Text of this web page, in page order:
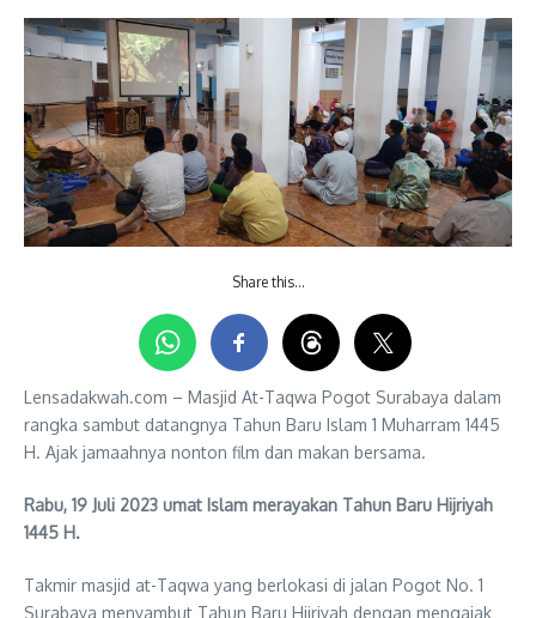
Share this…
Lensadakwah.com – Masjid At-Taqwa Pogot Surabaya dalam
rangka sambut datangnya Tahun Baru Islam 1 Muharram 1445
H. Ajak jamaahnya nonton film dan makan bersama.
Rabu, 19 Juli 2023 umat Islam merayakan Tahun Baru Hijriyah
1445 H.
Takmir masjid at-Taqwa yang berlokasi di jalan Pogot No. 1
Surabaya menyambut Tahun Baru Hijriyah dengan mengajak